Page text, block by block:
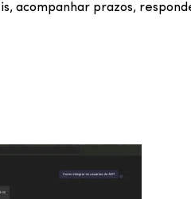
acompanhar prazos,